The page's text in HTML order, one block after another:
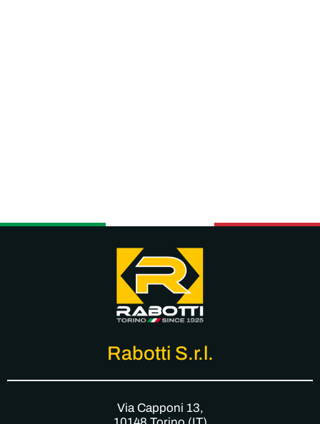
Rabotti S.r.l.
Via Capponi 13,